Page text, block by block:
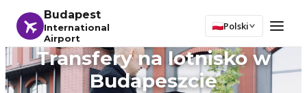
Budapest
International
Airport
Polski
Transfery na lotnisko w
Budapeszcie